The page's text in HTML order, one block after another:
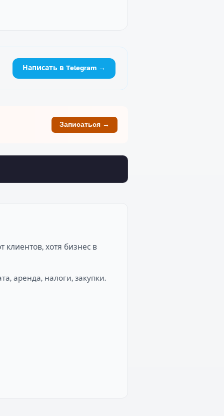
Написать в Telegram →
Записаться →
хотя бизнес в
аренда, налоги, закупки.